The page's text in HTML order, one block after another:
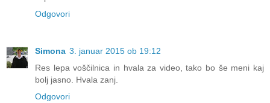
Odgovori
Simona 3. januar 2015 ob 19:12
Res lepa voščilnica in hvala za video, tako bo še meni kaj
bolj jasno. Hvala zanj.
Odgovori